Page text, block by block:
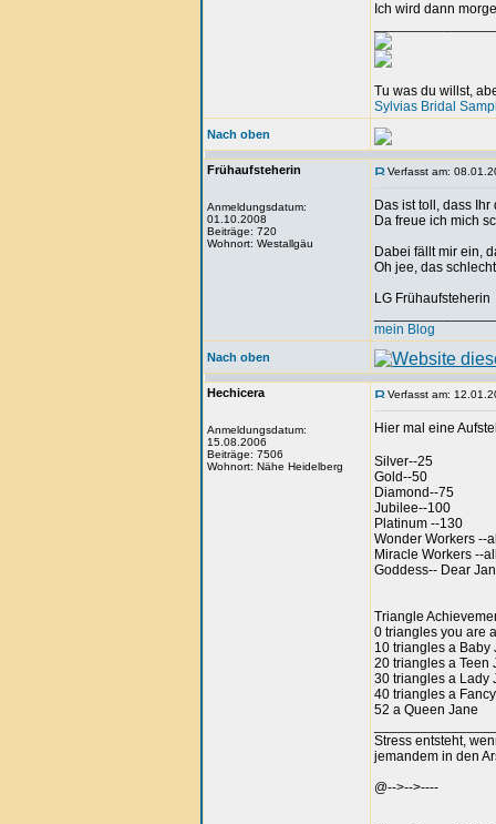
Ich wird dann
Tu was du willst,
Sylvias Bridal
Nach oben
Frühaufsteherin
Anmeldungsdatum:
01.10.2008
Beiträge: 720
Wohnort: Westallgäu
Verfasst am:
Das ist toll, dass
Da freue ich mich
Dabei fällt mir ein,
Oh jee, das
LG Frühaufsteherin
mein Blog
Nach oben
Hechicera
Anmeldungsdatum:
15.08.2006
Beiträge: 7506
Wohnort: Nähe Heidelberg
Verfasst am:
Hier mal eine
Silver--25
Gold--50
Diamond--75
Jubilee--100
Platinum --130
Wonder Workers --
Miracle Workers --
Goddess-- Dear
Triangle
0 triangles you are
10 triangles a Baby
20 triangles a Teen
30 triangles a Lady
40 triangles a
52 a Queen Jane
Stress entsteht,
jemandem in den
@-->-->----